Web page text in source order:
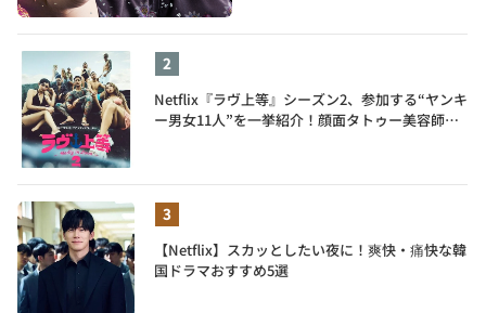
Netflix『ラヴ上等』シーズン2、参加する“ヤンキ
ー男女11人”を一挙紹介！顔面タトゥー美容師、
【Netflix】スカッとしたい夜に！爽快・痛快な韓
国ドラマおすすめ5選